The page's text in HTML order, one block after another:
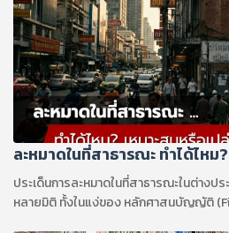
ละหมาดในที่สาธารณะ ทำได้ไหม
ประเด็นการละหมาดในที่สาธารณะในต่างป
หลายมิติ ทั้งในแง่ของ หลักศาสนบัญญัติ